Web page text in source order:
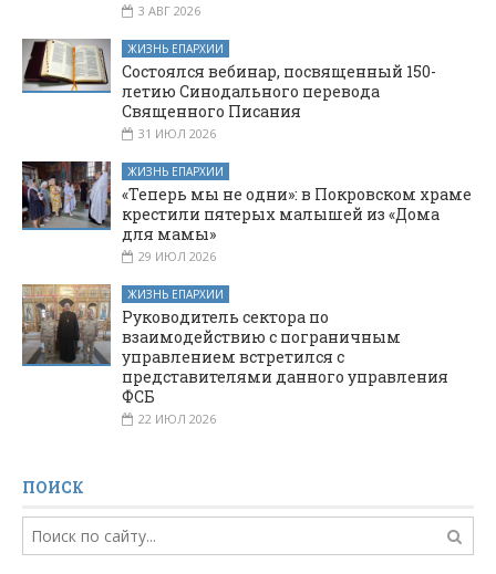
3 АВГ 2026
ЖИЗНЬ ЕПАРХИИ
Состоялся вебинар, посвященный 150-
летию Синодального перевода
Священного Писания
31 ИЮЛ 2026
ЖИЗНЬ ЕПАРХИИ
«Теперь мы не одни»: в Покровском храме
крестили пятерых малышей из «Дома
для мамы»
29 ИЮЛ 2026
ЖИЗНЬ ЕПАРХИИ
Руководитель сектора по
взаимодействию с пограничным
управлением встретился с
представителями данного управления
ФСБ
22 ИЮЛ 2026
ПОИСК